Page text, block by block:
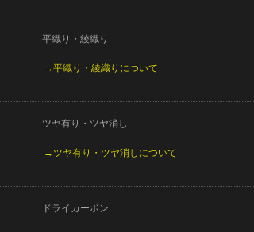
平織り・綾織り
→平織り・綾織りについて
ツヤ有り・ツヤ消し
→ツヤ有り・ツヤ消しについて
ドライカーボン